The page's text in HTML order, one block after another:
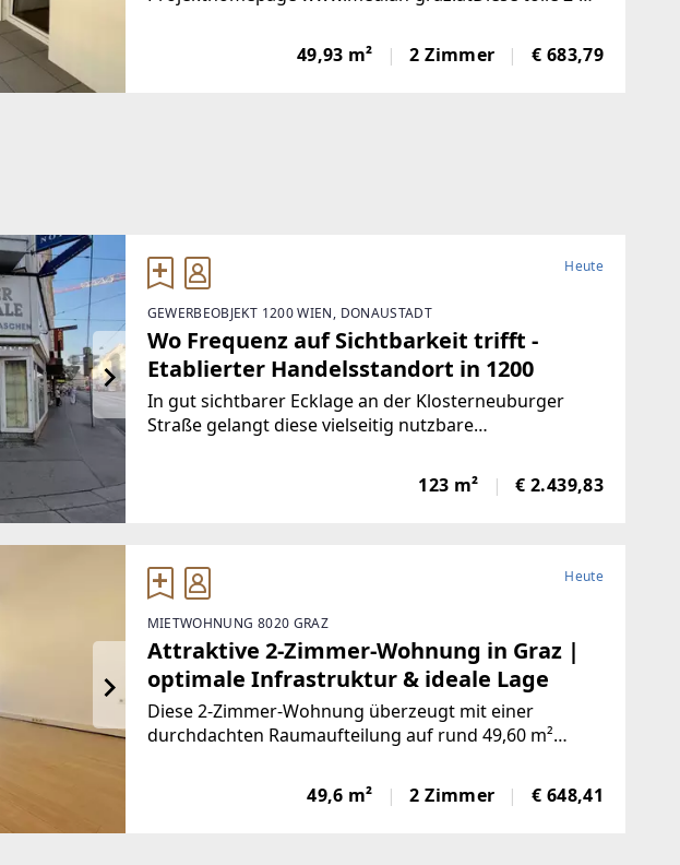
bietet auf ca. 45,20 m² folgende Raumaufteilung:---
Vorraum- geräumige Wohnküche-
49,93 m² 2 Zimmer € 683,79
Heute
GEWERBEOBJEKT 1200 WIEN, DONAUSTADT
Wo Frequenz auf Sichtbarkeit trifft -
Etablierter Handelsstandort in 1200
In gut sichtbarer Ecklage an der Klosterneuburger
Straße gelangt diese vielseitig nutzbare
Jahrzehnte hinweg wurde der Standort erfolgreich als
Taschengeschäft betrieben und hat sich dadurch als
123 m² € 2.439,83
Heute
MIETWOHNUNG 8020 GRAZ
Attraktive 2-Zimmer-Wohnung in Graz |
optimale Infrastruktur & ideale Lage
Diese 2-Zimmer-Wohnung überzeugt mit einer
durchdachten Raumaufteilung auf rund 49,60 m²
Vorraum- Wohn-/Essbereich- Schlafzimmer- Küche-
Badezimmer mit Dusche-
49,6 m² 2 Zimmer € 648,41